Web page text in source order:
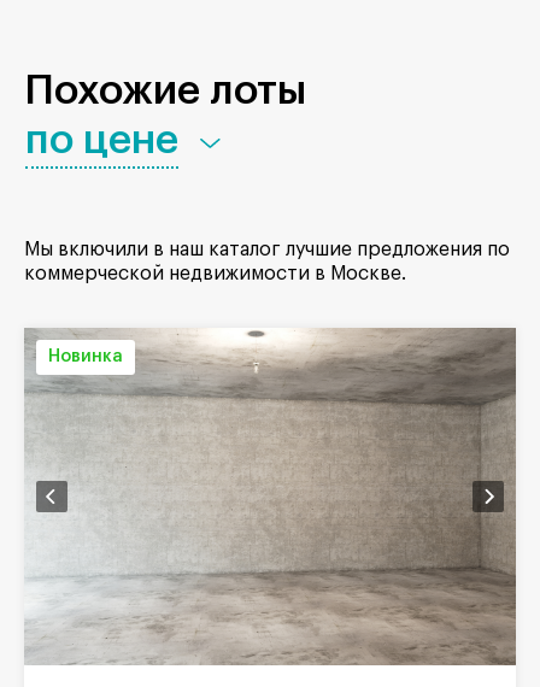
Похожие лоты
по цене
Мы включили в наш каталог лучшие предложения по
коммерческой недвижимости в Москве.
Новинка